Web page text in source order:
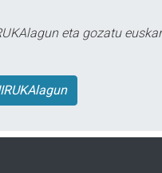
eta gozatu